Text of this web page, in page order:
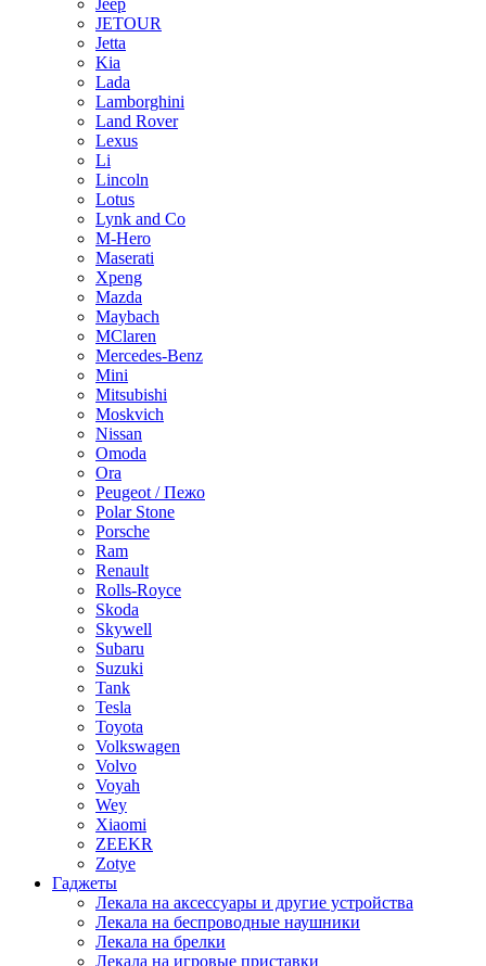
Jeep
JETOUR
Jetta
Kia
Lada
Lamborghini
Land Rover
Lexus
Li
Lincoln
Lotus
Lynk and Co
M-Hero
Maserati
Xpeng
Mazda
Maybach
MClaren
Mercedes-Benz
Mini
Mitsubishi
Moskvich
Nissan
Omoda
Ora
Peugeot / Пежо
Polar Stone
Porsche
Ram
Renault
Rolls-Royce
Skoda
Skywell
Subaru
Suzuki
Tank
Tesla
Toyota
Volkswagen
Volvo
Voyah
Wey
Xiaomi
ZEEKR
Zotye
Гаджеты
Лекала на аксессуары и другие устройства
Лекала на беспроводные наушники
Лекала на брелки
Лекала на игровые приставки